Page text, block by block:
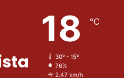
18 ℃
30º - 15º
76%
2.47 km/h